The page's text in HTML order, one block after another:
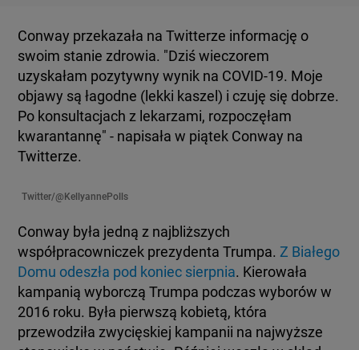
Conway przekazała na Twitterze informację o
swoim stanie zdrowia. "Dziś wieczorem
uzyskałam pozytywny wynik na COVID-19. Moje
objawy są łagodne (lekki kaszel) i czuję się dobrze.
Po konsultacjach z lekarzami, rozpoczęłam
kwarantannę" - napisała w piątek Conway na
Twitterze.
Twitter/@KellyannePolls
Conway była jedną z najbliższych
współpracowniczek prezydenta Trumpa. Z Białego
Domu odeszła pod koniec sierpnia. Kierowała
kampanią wyborczą Trumpa podczas wyborów w
2016 roku. Była pierwszą kobietą, która
przewodziła zwycięskiej kampanii na najwyższe